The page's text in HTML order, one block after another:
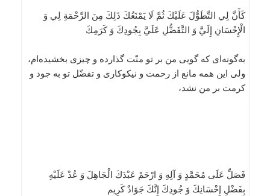
كَأَنَّ لِي التَّطَوُّلَ عَلَيْكَ ثُمَّ لَا يَمْنَعُكَ ذَلِكَ مِنَ الرَّحْمَةِ لِي وَ
الْإِحْسَانِ إِلَيَّ وَ التَّفَضُّلِ عَلَيَّ بِجُودِكَ وَ كَرَمِكَ
به‌گونه‌اى كه گويى من بر تو منّت گذارده و چيزى بخشيده‌ام،
ولى اين همه مانع از رحمت و نيكوكارى و تفضّل تو به جود و
كرمت بر من نشد،
فَصَلِّ عَلَى مُحَمَّدٍ وَ آلِهِ وَ ارْحَمْ عَبْدَكَ الْجَاهِلَ وَ عُدْ عَلَيْهِ
بِفَضْلِ إِحْسَانِكَ وَ جُودِكَ إِنَّكَ جَوَادٌ كَرِيم‏